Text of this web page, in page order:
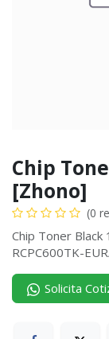
Chip
[Zhono]
(0
Chip Toner
RCPC600TK-
Solicita